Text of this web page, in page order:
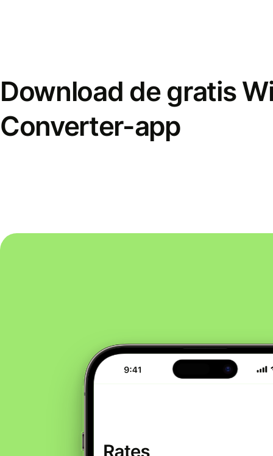
Download de gratis
Converter-app